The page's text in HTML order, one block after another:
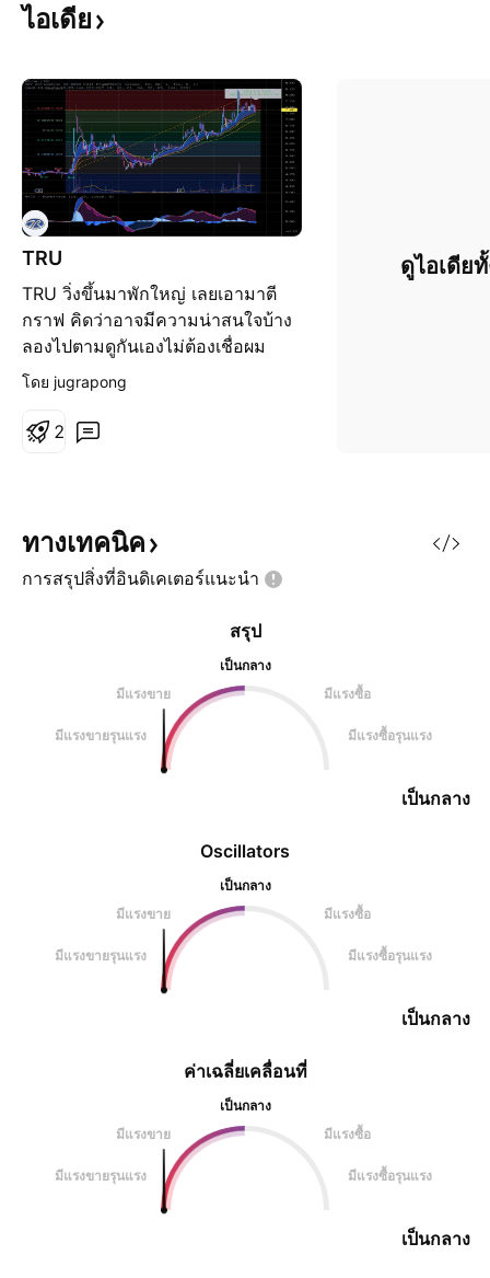
ไอเดีย
TRU
TRU วิ่งขึ้นมาพักใหญ่ เลยเอามาตี
กราฟ คิดว่าอาจมีความน่าสนใจบ้าง
ลองไปตามดูกันเองไม่ต้องเชื่อผม
กราฟบอกทุกอย่างหมดแล้ว
โดย jugrapong
2
ดูไอเดีย
ทางเทคนิค
การสรุปสิ่งที่อินดิเคเตอร์แนะนำ
Oscillators
เป็นกลาง
มีแรงขาย
มีแรงซื้อ
มีแรงขายรุนแรง มีแรงซื้อรุนแรง
เป็นกลาง
สรุป
เป็นกลาง
มีแรงขาย
มีแรงซื้อ
มีแรงขายรุนแรง มีแรงซื้อรุนแรง
เป็นกลาง
ค่าเฉลี่ยเคลื่อนที่
เป็นกลาง
มีแรงขาย
มีแรงซื้อ
มีแรงขายรุนแรง มีแรงซื้อรุนแรง
เป็นกลาง